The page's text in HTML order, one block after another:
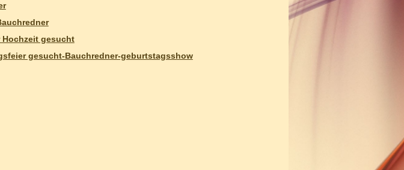
Hochzeit gesucht
gesucht-Bauchredner-geburtstagsshow